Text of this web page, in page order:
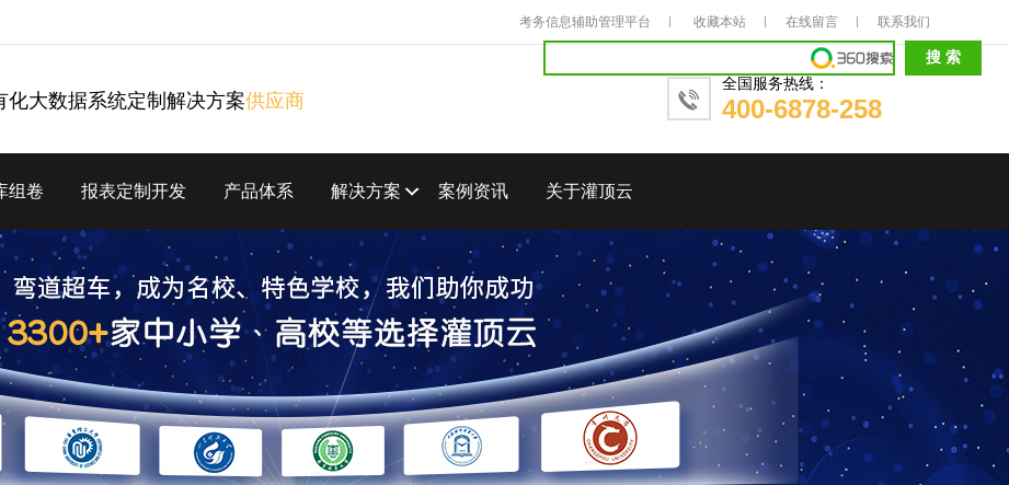
考务信息辅助管理平台 收藏本站 在线留言 联系我们
化大数据系统定制解决方案供应商
全国服务热线：
400-6878-258
组卷 报表定制开发 产品体系 解决方案 案例资讯 关于灌顶云